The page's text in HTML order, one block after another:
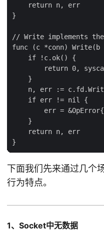
    return n, err
}
// Write implements the
func (c *conn)
    if !c.ok() {
return 0,
    }
n, err :=
    if err != nil {
err =
    }
    return n, err
下面我们先来通过几个
行为特点。
1、Socket中无数据